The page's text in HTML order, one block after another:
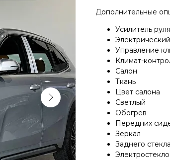
Дополнительные
Усилитель руля
Электрический
Управление
Климат-
Салон
Ткань
Цвет салона
Светлый
Обогрев
Передних
Зеркал
Заднего стекла